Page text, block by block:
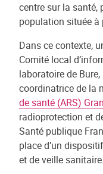
centre sur la santé,
population située à
Dans ce contexte,
Comité local
laboratoire de Bure,
coordinatrice de la
de santé (ARS)
radioprotection et
Santé publique
place d’un
et de veille sanitaire.